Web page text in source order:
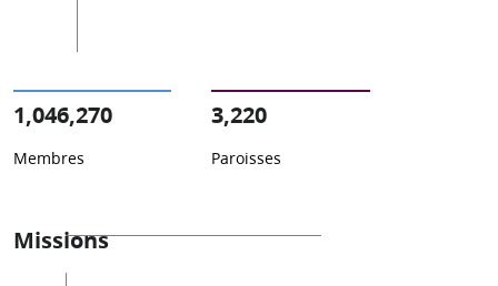
1,046,270
Membres
3,220
Paroisses
Missions